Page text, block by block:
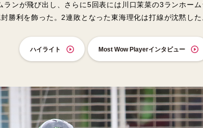
ンが飛び出し、さらに5回表には川口茉菜の3ランホー
勝利を飾った。2連敗となった東海理化は打線が沈黙した
ハイライト Most Wow Playerインタビュー